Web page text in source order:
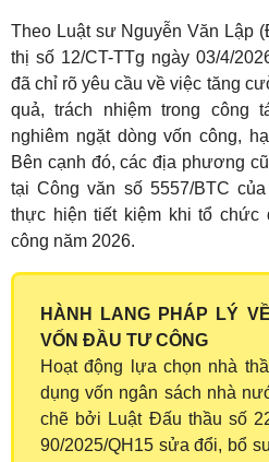
Theo Luật sư Nguyễn Văn Lập
thị số 12/CT-TTg ngày 03/4/
đã chỉ rõ yêu cầu về việc tăng
quả, trách nhiệm trong công
nghiêm ngặt dòng vốn công,
Bên cạnh đó, các địa phương
tại Công văn số 5557/BTC
thực hiện tiết kiệm khi tổ
công năm 2026.
HÀNH LANG PHÁP LÝ
VỐN ĐẦU TƯ CÔNG
Hoạt động lựa chọn nhà
dụng vốn ngân sách nhà
chẽ bởi Luật Đấu thầu số
90/2025/QH15 sửa đổi, bổ